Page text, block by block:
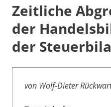
Zeitliche
der
der
von Wolf-Dieter